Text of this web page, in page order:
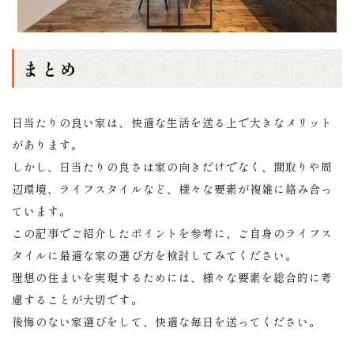
まとめ
日当たりの良い家は、快適な生活を送る上で大きなメリット
があります。
しかし、日当たりの良さは家の向きだけでなく、間取りや周
辺環境、ライフスタイルなど、様々な要素が複雑に絡み合っ
ています。
この記事でご紹介したポイントを参考に、ご自身のライフス
タイルに最適な家の選び方を検討してみてください。
理想の住まいを実現するためには、様々な要素を総合的に考
慮することが大切です。
後悔のない家選びをして、快適な毎日を送ってください。